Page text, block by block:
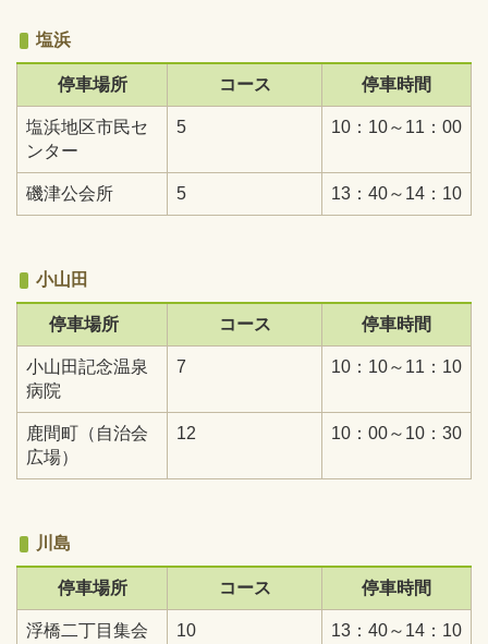
塩浜
停車場所 コース 停車時間
塩浜地区市民セ
ンター
5 10：10～11：00
磯津公会所 5 13：40～14：10
小山田
停車場所 コース 停車時間
小山田記念温泉
病院
7 10：10～11：10
鹿間町（自治会
広場）
12 10：00～10：30
川島
停車場所 コース 停車時間
浮橋二丁目集会
10 13：40～14：10